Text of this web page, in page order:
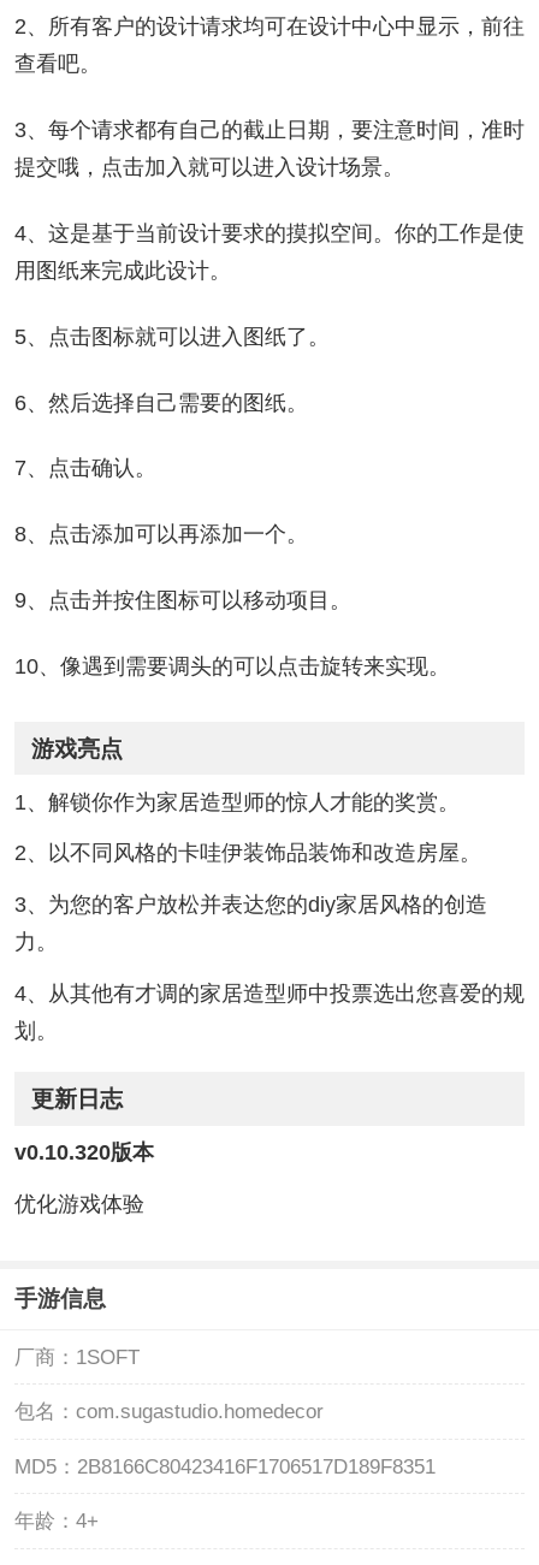
2、所有客户的设计请求均可在设计中心中显示，前往
查看吧。
3、每个请求都有自己的截止日期，要注意时间，准时
提交哦，点击加入就可以进入设计场景。
4、这是基于当前设计要求的摸拟空间。你的工作是使
用图纸来完成此设计。
5、点击图标就可以进入图纸了。
6、然后选择自己需要的图纸。
7、点击确认。
8、点击添加可以再添加一个。
9、点击并按住图标可以移动项目。
10、像遇到需要调头的可以点击旋转来实现。
游戏亮点
1、解锁你作为家居造型师的惊人才能的奖赏。
2、以不同风格的卡哇伊装饰品装饰和改造房屋。
3、为您的客户放松并表达您的diy家居风格的创造
力。
4、从其他有才调的家居造型师中投票选出您喜爱的规
划。
更新日志
v0.10.320版本
优化游戏体验
手游信息
厂商： 1SOFT
包名： com.sugastudio.homedecor
MD5： 2B8166C80423416F1706517D189F8351
年龄： 4+